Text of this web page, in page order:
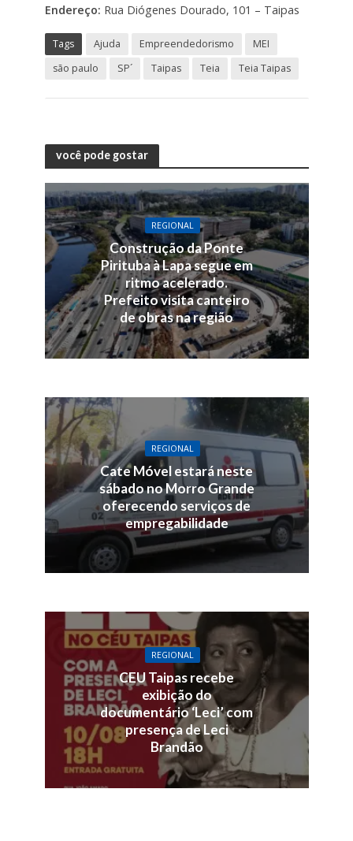
Endereço: Rua Diógenes Dourado, 101 – Taipas
Tags Ajuda Empreendedorismo
MEI
são paulo
SP´ Taipas Teia Teia Taipas
você pode gostar
REGIONAL
Construção da Ponte
Pirituba à Lapa segue em
ritmo acelerado.
Prefeito visita canteiro
de obras na região
REGIONAL
Cate Móvel estará neste
sábado no Morro Grande
oferecendo serviços de
empregabilidade
REGIONAL
CEU Taipas recebe
exibição do
documentário ‘Leci’ com
presença de Leci
Brandão